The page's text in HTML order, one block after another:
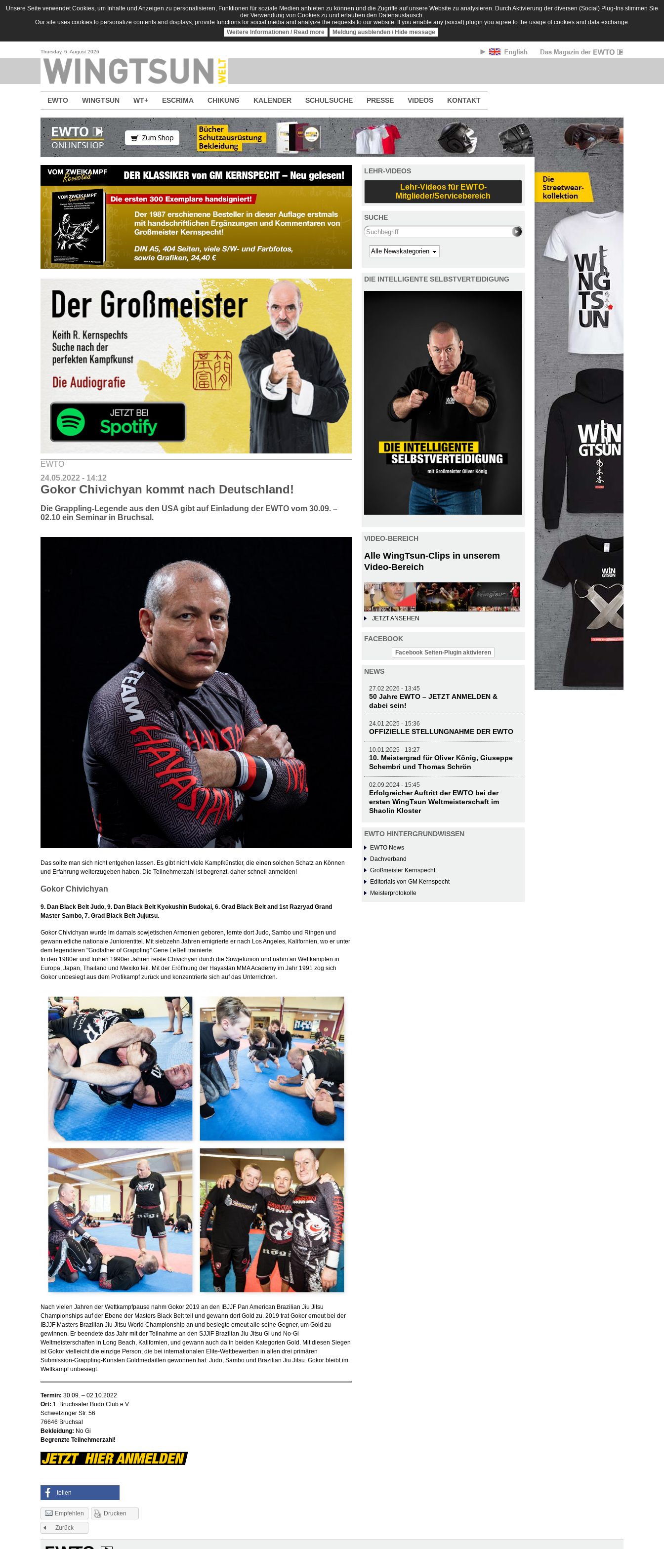
Direkt zum Inhalt
Unsere Seite verwendet Cookies, um Inhalte und Anzeigen zu personalisieren, Funktionen für soziale Medien anbieten zu können und die Zugriffe auf unsere Website zu analysieren. Durch Aktivierung der diversen (Social) Plug-Ins stimmen Sie
der Verwendung von Cookies zu und erlauben den Datenaustausch.
Our site uses cookies to personalize contents and displays, provide functions for social media and analyize the requests to our website. If you enable any (social) plugin you agree to the usage of cookies and data exchange.
Weitere Informationen / Read more
Meldung ausblenden / Hide message
Thursday, 6. August 2026
EWTO WINGTSUN WT+ ESCRIMA CHIKUNG KALENDER SCHULSUCHE PRESSE VIDEOS KONTAKT
EWTO
24.05.2022 - 14:12
Gokor Chivichyan kommt nach Deutschland!
Die Grappling-Legende aus den USA gibt auf Einladung der EWTO vom 30.09. –
02.10 ein Seminar in Bruchsal.
Das sollte man sich nicht entgehen lassen. Es gibt nicht viele Kampfkünstler, die einen solchen Schatz an Können
und Erfahrung weiterzugeben haben. Die Teilnehmerzahl ist begrenzt, daher schnell anmelden!
Gokor Chivichyan
9. Dan Black Belt Judo, 9. Dan Black Belt Kyokushin Budokai, 6. Grad Black Belt and 1st Razryad Grand
Master Sambo, 7. Grad Black Belt Jujutsu.
Gokor Chivichyan wurde im damals sowjetischen Armenien geboren, lernte dort Judo, Sambo und Ringen und
gewann etliche nationale Juniorentitel. Mit siebzehn Jahren emigrierte er nach Los Angeles, Kalifornien, wo er unter
dem legendären "Godfather of Grappling" Gene LeBell trainierte.
In den 1980er und frühen 1990er Jahren reiste Chivichyan durch die Sowjetunion und nahm an Wettkämpfen in
Europa, Japan, Thailand und Mexiko teil. Mit der Eröffnung der Hayastan MMA Academy im Jahr 1991 zog sich
Gokor unbesiegt aus dem Profikampf zurück und konzentrierte sich auf das Unterrichten.
Nach vielen Jahren der Wettkampfpause nahm Gokor 2019 an den IBJJF Pan American Brazilian Jiu Jitsu
Championships auf der Ebene der Masters Black Belt teil und gewann dort Gold zu. 2019 trat Gokor erneut bei der
IBJJF Masters Brazilian Jiu Jitsu World Championship an und besiegte erneut alle seine Gegner, um Gold zu
gewinnen. Er beendete das Jahr mit der Teilnahme an den SJJIF Brazilian Jiu Jitsu Gi und No-Gi
Weltmeisterschaften in Long Beach, Kalifornien, und gewann auch da in beiden Kategorien Gold. Mit diesen Siegen
ist Gokor vielleicht die einzige Person, die bei internationalen Elite-Wettbewerben in allen drei primären
Submission-Grappling-Künsten Goldmedaillen gewonnen hat: Judo, Sambo und Brazilian Jiu Jitsu. Gokor bleibt im
Wettkampf unbesiegt.
Termin: 30.09. – 02.10.2022
Ort: 1. Bruchsaler Budo Club e.V.
Schwetzinger Str. 56
76646 Bruchsal
Bekleidung: No Gi
Begrenzte Teilnehmerzahl!
teilen
Empfehlen Drucken
Zurück
LEHR-VIDEOS
Lehr-Videos für EWTO-
Mitglieder/Servicebereich
SUCHE
Search this site
Kategorie
DIE INTELLIGENTE SELBSTVERTEIDIGUNG
VIDEO-BEREICH
Alle WingTsun-Clips in unserem
Video-Bereich
JETZT ANSEHEN
FACEBOOK
Facebook Seiten-Plugin aktivieren
NEWS
27.02.2026 - 13:45
50 Jahre EWTO – JETZT ANMELDEN &
dabei sein!
24.01.2025 - 15:36
OFFIZIELLE STELLUNGNAHME DER EWTO
10.01.2025 - 13:27
10. Meistergrad für Oliver König, Giuseppe
Schembri und Thomas Schrön
02.09.2024 - 15:45
Erfolgreicher Auftritt der EWTO bei der
ersten WingTsun Weltmeisterschaft im
Shaolin Kloster
EWTO HINTERGRUNDWISSEN
EWTO News
Dachverband
Großmeister Kernspecht
Editorials von GM Kernspecht
Meisterprotokolle